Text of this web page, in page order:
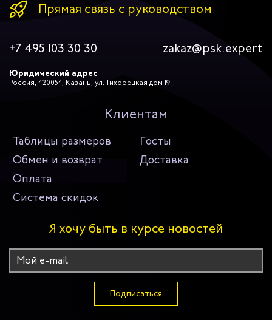
Прямая связь с руководством
+7 495 103 30 30 zakaz@psk.expert
Юридический адрес
Россия, 420054, Казань, ул. Тихорецкая дом 19
Клиентам
Таблицы размеров
Госты
Обмен и возврат
Доставка
Оплата
Система скидок
Я хочу быть в курсе новостей
Подписаться